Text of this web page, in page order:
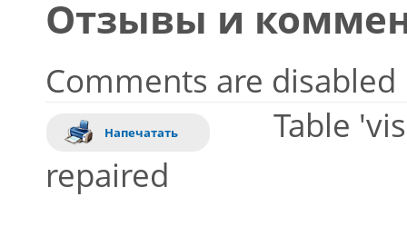
Отзывы и
Comments are disabled
Напечатать
Table
repaired